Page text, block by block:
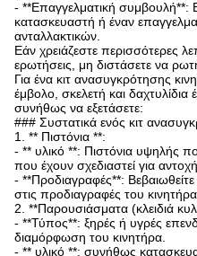
- **Επαγγελματική συμβουλή**:
κατασκευαστή ή έναν
ανταλλακτικών.
Εάν χρειάζεστε περισσότερες
ερωτήσεις, μη διστάσετε να
Για ένα κιτ ανασυγκρότησης
έμβολο, σκελετή και δαχτυλίδια
συνήθως να εξετάσετε:
### Συστατικά ενός κιτ
1. ** Πιστόνια **:
- ** υλικό **: Πιστόνια υψηλής
που έχουν σχεδιαστεί για αντοχή.
- **Προδιαγραφές**:
στις προδιαγραφές του
2. **Παρουσιάσματα (κλειδιά
- **Τύπος**: ξηρές ή υγρές
διαμόρφωση του κινητήρα.
- ** υλικό **: συνήθως